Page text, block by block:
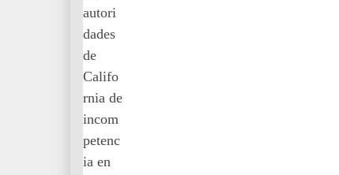
autori
dades
de
Califo
rnia de
incom
petenc
ia en